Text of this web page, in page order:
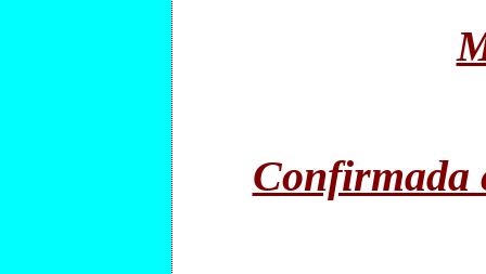
Confirmada